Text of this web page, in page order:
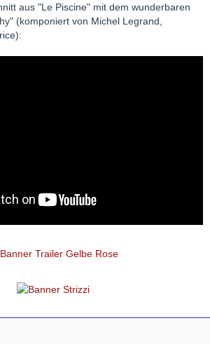
aus "Le Piscine" mit dem wunderbaren
(komponiert von Michel Legrand,